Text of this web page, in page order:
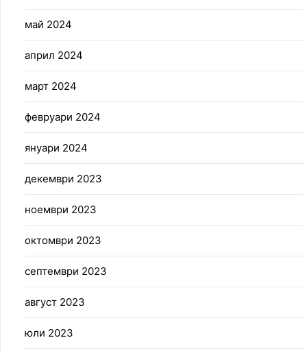
май 2024
април 2024
март 2024
февруари 2024
януари 2024
декември 2023
ноември 2023
октомври 2023
септември 2023
август 2023
юли 2023